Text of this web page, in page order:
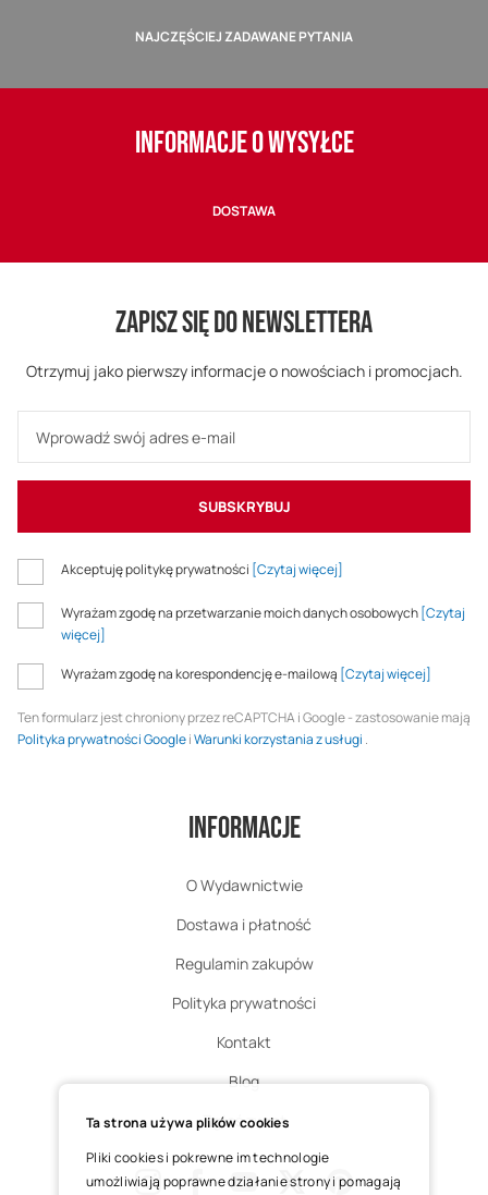
NAJCZĘŚCIEJ ZADAWANE PYTANIA
INFORMACJE O WYSYŁCE
DOSTAWA
ZAPISZ SIĘ DO NEWSLETTERA
Otrzymuj jako pierwszy informacje o nowościach i promocjach.
SUBSKRYBUJ
Akceptuję politykę prywatności [Czytaj więcej]
Wyrażam zgodę na przetwarzanie moich danych osobowych[Czytaj
więcej]
Wyrażam zgodę na korespondencję e-mailową [Czytaj więcej]
Ten formularz jest chroniony przez reCAPTCHA i Google - zastosowanie mają
Polityka prywatności GoogleiWarunki korzystania z usługi .
Informacje
O Wydawnictwie
Dostawa i płatność
Regulamin zakupów
Polityka prywatności
Kontakt
Blog
Zgłoś zwrot
Ta strona używa plików cookies
Pliki cookies i pokrewne im technologie
umożliwiają poprawne działanie strony i pomagają